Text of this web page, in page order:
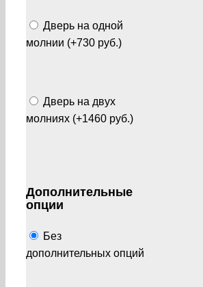
Дверь на одной
молнии (+730 руб.)
Дверь на двух
молниях (+1460 руб.)
Дополнительные
опции
Без
дополнительных опций